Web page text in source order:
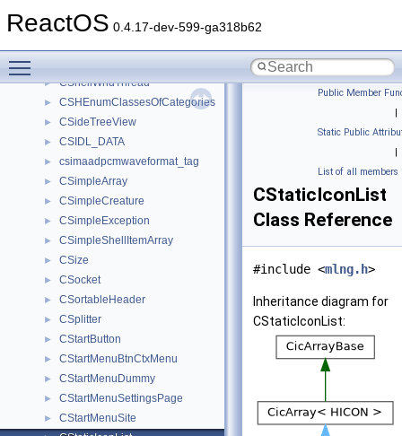
ReactOS 0.4.17-dev-599-ga318b62
► CShellLink
► CShellWndThread
► CSHEnumClassesOfCategories
► CSideTreeView
► CSIDL_DATA
► csimaadpcmwaveformat_tag
► CSimpleArray
► CSimpleCreature
► CSimpleException
► CSimpleShellItemArray
► CSize
► CSocket
► CSortableHeader
► CSplitter
► CStartButton
► CStartMenuBtnCtxMenu
► CStartMenuDummy
► CStartMenuSettingsPage
► CStartMenuSite
Public Member
|
Static Public
|
List of all members
CStaticIconList
Class Reference
#include <mlng.h>
Inheritance diagram for
CStaticIconList: